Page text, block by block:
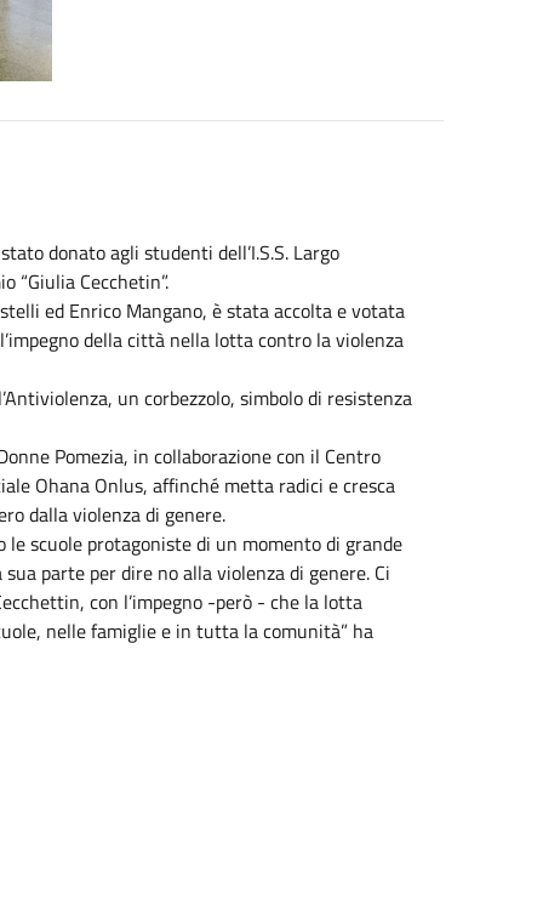
donato agli studenti dell’I.S.S. Largo
“Giulia Cecchetin”.
ed Enrico Mangano, è stata accolta e votata
della città nella lotta contro la violenza
un corbezzolo, simbolo di resistenza
Pomezia, in collaborazione con il Centro
Ohana Onlus, affinché metta radici e cresca
dalla violenza di genere.
scuole protagoniste di un momento di grande
parte per dire no alla violenza di genere. Ci
con l’impegno -però - che la lotta
nelle famiglie e in tutta la comunità” ha